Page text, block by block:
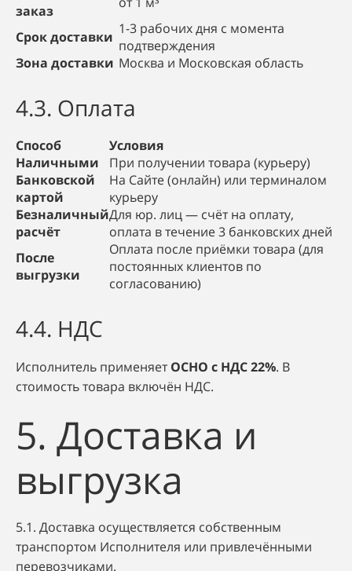
заказ
Срок доставки 1-3 рабочих дня с момента
подтверждения
Зона доставки Москва и Московская область
4.3. Оплата
Способ
Условия
Наличными
При получении товара (курьеру)
Банковской
картой
На Сайте (онлайн) или терминалом
курьеру
Безналичный
расчёт
Для юр. лиц — счёт на оплату,
оплата в течение 3 банковских дней
После
выгрузки
Оплата после приёмки товара (для
постоянных клиентов по
согласованию)
4.4. НДС
Исполнитель применяет ОСНО с НДС 22%. В
стоимость товара включён НДС.
5. Доставка и
выгрузка
5.1. Доставка осуществляется собственным
транспортом Исполнителя или привлечёнными
перевозчиками.